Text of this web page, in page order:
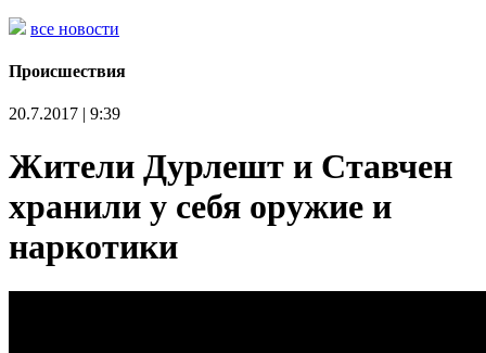
все новости
Происшествия
20.7.2017 | 9:39
Жители Дурлешт и Ставчен
хранили у себя оружие и
наркотики